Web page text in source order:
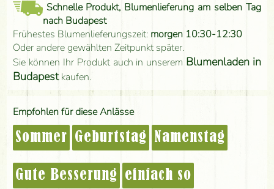
Schnelle Produkt, Blumenlieferung am selben Tag
nach Budapest
Frühestes Blumenlieferungszeit: morgen 10:30-12:30
Oder andere gewählten Zeitpunkt später.
Sie können Ihr Produkt auch in unserem Blumenladen in
Budapestkaufen.
Empfohlen für diese Anlässe
Sommer Geburtstag Namenstag
Gute Besserung einfach so